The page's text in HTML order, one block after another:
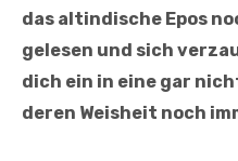
das altindische Epos
gelesen und sich
dich ein in eine gar
deren Weisheit noch